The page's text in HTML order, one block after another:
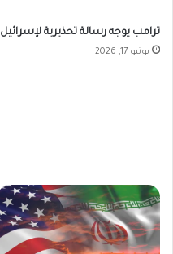
ترامب يوجه رسالة تحذيرية لإسرائيل
يونيو 17, 2026